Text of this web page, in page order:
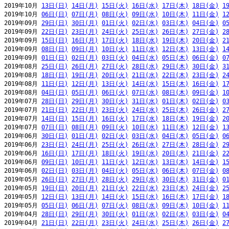
2019年10月 13日(日) 14日(月) 15日(火) 16日(水) 17日(木) 18日(金)
2019年10月 06日(日) 07日(月) 08日(火) 09日(水) 10日(木) 11日(金)
2019年09月 29日(日) 30日(月) 01日(火) 02日(水) 03日(木) 04日(金)
2019年09月 22日(日) 23日(月) 24日(火) 25日(水) 26日(木) 27日(金)
2019年09月 15日(日) 16日(月) 17日(火) 18日(水) 19日(木) 20日(金)
2019年09月 08日(日) 09日(月) 10日(火) 11日(水) 12日(木) 13日(金)
2019年09月 01日(日) 02日(月) 03日(火) 04日(水) 05日(木) 06日(金)
2019年08月 25日(日) 26日(月) 27日(火) 28日(水) 29日(木) 30日(金)
2019年08月 18日(日) 19日(月) 20日(火) 21日(水) 22日(木) 23日(金)
2019年08月 11日(日) 12日(月) 13日(火) 14日(水) 15日(木) 16日(金)
2019年08月 04日(日) 05日(月) 06日(火) 07日(水) 08日(木) 09日(金)
2019年07月 28日(日) 29日(月) 30日(火) 31日(水) 01日(木) 02日(金)
2019年07月 21日(日) 22日(月) 23日(火) 24日(水) 25日(木) 26日(金)
2019年07月 14日(日) 15日(月) 16日(火) 17日(水) 18日(木) 19日(金)
2019年07月 07日(日) 08日(月) 09日(火) 10日(水) 11日(木) 12日(金)
2019年06月 30日(日) 01日(月) 02日(火) 03日(水) 04日(木) 05日(金)
2019年06月 23日(日) 24日(月) 25日(火) 26日(水) 27日(木) 28日(金)
2019年06月 16日(日) 17日(月) 18日(火) 19日(水) 20日(木) 21日(金)
2019年06月 09日(日) 10日(月) 11日(火) 12日(水) 13日(木) 14日(金)
2019年06月 02日(日) 03日(月) 04日(火) 05日(水) 06日(木) 07日(金)
2019年05月 26日(日) 27日(月) 28日(火) 29日(水) 30日(木) 31日(金)
2019年05月 19日(日) 20日(月) 21日(火) 22日(水) 23日(木) 24日(金)
2019年05月 12日(日) 13日(月) 14日(火) 15日(水) 16日(木) 17日(金)
2019年05月 05日(日) 06日(月) 07日(火) 08日(水) 09日(木) 10日(金)
2019年04月 28日(日) 29日(月) 30日(火) 01日(水) 02日(木) 03日(金)
2019年04月 21日(日) 22日(月) 23日(火) 24日(水) 25日(木) 26日(金)